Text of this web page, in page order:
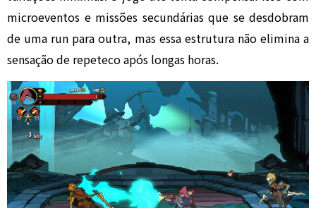
microeventos e missões secundárias que se desdobram
de uma run para outra, mas essa estrutura não elimina a
sensação de repeteco após longas horas.